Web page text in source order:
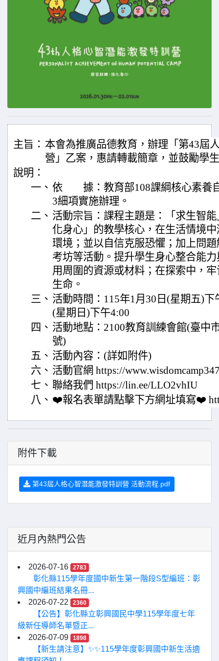
主旨： 本會為推廣品德教育，辦理「第43屆
營」乙案，惠請轉載簡章，並鼓勵學
說明：
一、 依 據：教育部108課綱核心素養
3細項實施辦理。
二、 活動宗旨：課程主題是：「求生智
化身心」的教學核心，在生活情境
環境；並以自信克服恐懼；加上問
考坊等活動。提升學生身心整合能
用周圍的資源或材料；在探索中，
生命。
三、 活動時間：115年1月30日(星期五)下
(星期日)下午4:00
四、 活動地點：2100教育訓練會館(臺中
號)
五、 活動內容：(詳如附件)
六、 活動官網 https://
七、 聯絡我們 https://lin.ee/LLO2vhIU
八、 ❤️報名表單請點擊下方網址填寫❤️
附件下載
第43屆人格心智潛能激發特訓營 活動流程.pdf
近月內熱門公告
2026-07-16 2783
彰化縣115學年度國中新生第一階段S型編班：彰
興國中編班結果名冊...
2026-07-22
2360
【公告】彰化縣立彰興國民中學115學年度七年
級新任導師名單暨正...
2026-07-09
1898
【新生請注意】✨✨115學年度彰興國中新生活適